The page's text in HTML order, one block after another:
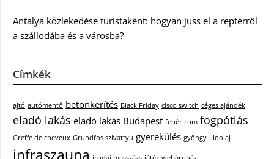
Antalya közlekedése turistaként: hogyan juss el a reptérről
a szállodába és a városba?
Címkék
ajtó autómentő betonkerítés Black Friday cisco switch céges ajándék
eladó lakás eladó lakás Budapest fehér rum fogpótlás
Greffe de cheveux Grundfos szivattyú gyerekülés gyöngy illóolaj
infraszauna